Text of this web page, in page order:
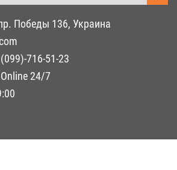
Победы 136, Украина
716-51-23
24/7